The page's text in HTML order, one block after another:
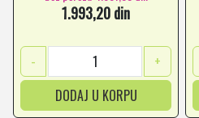
1.993,20 din
-
+
DODAJ U KORPU